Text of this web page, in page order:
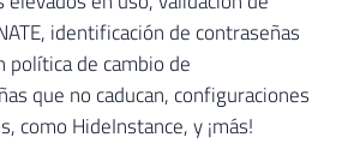
identificación de contraseñas
política de cambio de
que no caducan, configuraciones
como HideInstance, y ¡más!